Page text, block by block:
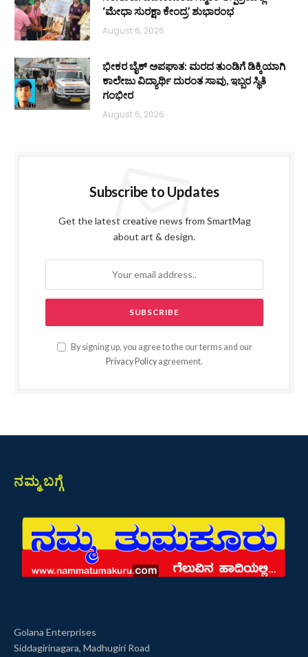
‘ಮೇಧಾ ಸುರಕ್ಷಾ ಕೇಂದ್ರ’ ಶುಭಾರಂಭ
August 6, 2026
ಭೀಕರ ಬೈಕ್ ಅಪಘಾತ: ಮರದ ತುಂಡಿಗೆ ಡಿಕ್ಕಿಯಾಗಿ
ಕಾಲೇಜು ವಿದ್ಯಾರ್ಥಿ ದುರಂತ ಸಾವು, ಇಬ್ಬರ ಸ್ಥಿತಿ
ಗಂಭೀರ
August 6, 2026
Subscribe to Updates
Get the latest creative news from SmartMag
about art & design.
By signing up, you agree to the our terms and our
Privacy Policy agreement.
ನಮ್ಮ ಬಗ್ಗೆ
Golana Enterprises
Siddagirinagara, Madhugiri Road